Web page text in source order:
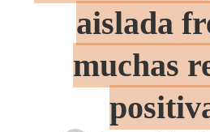
aislada
muchas